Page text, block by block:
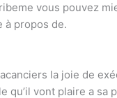
vous pouvez
à propos de.
la joie de
qu’il vont plaire a sa